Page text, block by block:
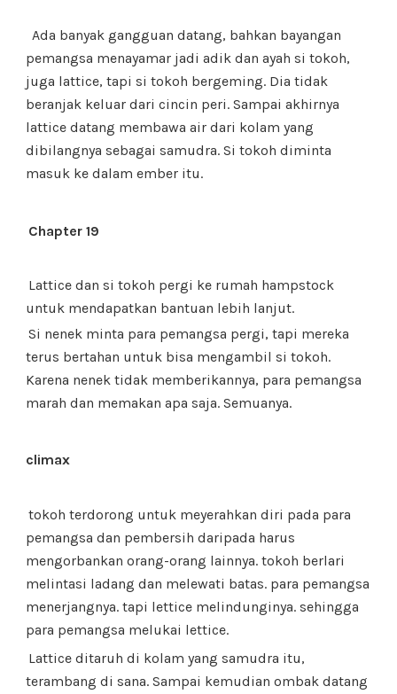
Ada banyak gangguan datang, bahkan bayangan
pemangsa menayamar jadi adik dan ayah si tokoh,
juga lattice, tapi si tokoh bergeming. Dia tidak
beranjak keluar dari cincin peri. Sampai akhirnya
lattice datang membawa air dari kolam yang
dibilangnya sebagai samudra. Si tokoh diminta
masuk ke dalam ember itu.
Chapter 19
Lattice dan si tokoh pergi ke rumah hampstock
untuk mendapatkan bantuan lebih lanjut.
Si nenek minta para pemangsa pergi, tapi mereka
terus bertahan untuk bisa mengambil si tokoh.
Karena nenek tidak memberikannya, para pemangsa
marah dan memakan apa saja. Semuanya.
climax
tokoh terdorong untuk meyerahkan diri pada para
pemangsa dan pembersih daripada harus
mengorbankan orang-orang lainnya. tokoh berlari
melintasi ladang dan melewati batas. para pemangsa
menerjangnya. tapi lettice melindunginya. sehingga
para pemangsa melukai lettice.
Lattice ditaruh di kolam yang samudra itu,
terambang di sana. Sampai kemudian ombak datang